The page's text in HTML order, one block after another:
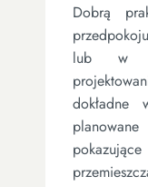
Dobrą
lub w
dokładne